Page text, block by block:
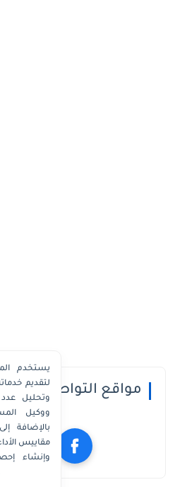
مواقع التواصل
يستخدم
وتحليل
مقاييس
وإنشاء